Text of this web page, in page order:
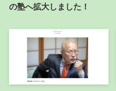
の塾へ拡大しました！